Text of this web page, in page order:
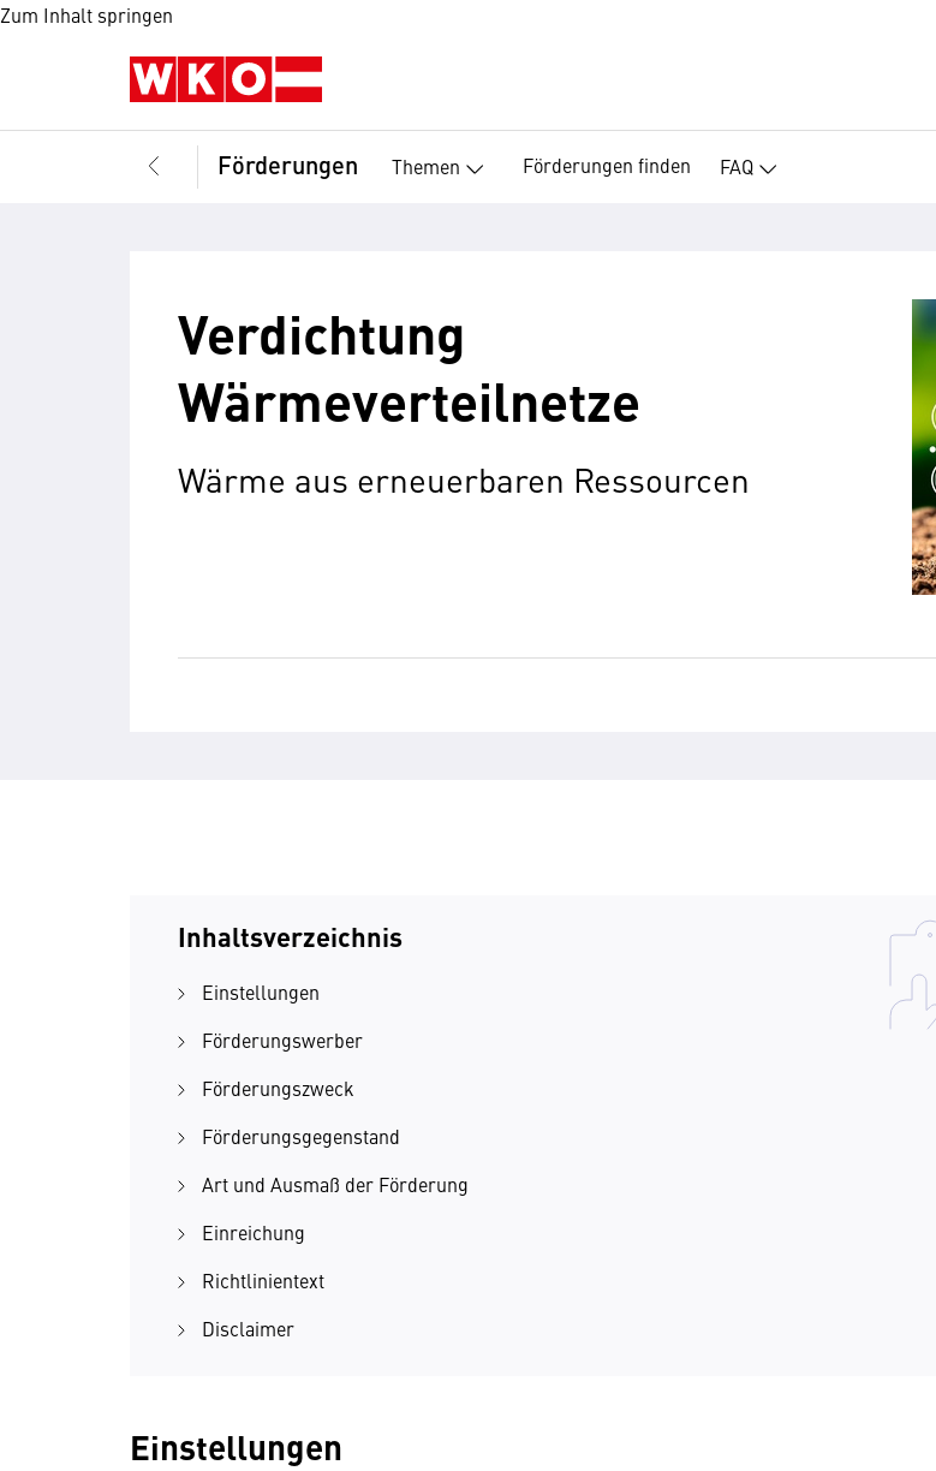
Zum Inhalt springen
Förderungen Themen Förderungen finden FAQ
Verdichtung
Wärmeverteilnetze
Wärme aus erneuerbaren Ressourcen
Inhaltsverzeichnis
Einstellungen
Förderungswerber
Förderungszweck
Förderungsgegenstand
Art und Ausmaß der Förderung
Einreichung
Richtlinientext
Disclaimer
Einstellungen